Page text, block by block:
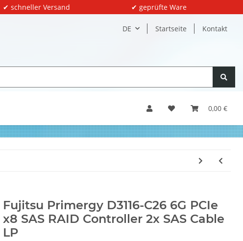
✔ schneller Versand ✔ geprüfte Ware
DE Startseite Kontakt
0,00 €
Fujitsu Primergy D3116-C26 6G PCIe
x8 SAS RAID Controller 2x SAS Cable
LP